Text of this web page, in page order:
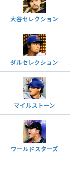
大谷セレクション
ダルセレクション
マイルストーン
ワールドスターズ